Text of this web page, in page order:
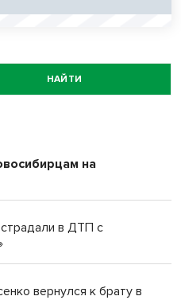
НАЙТИ
на
в ДТП с
вернулся к брату в